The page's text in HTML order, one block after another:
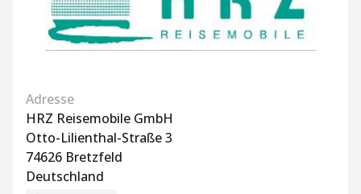
Adresse
HRZ Reisemobile GmbH
Otto-Lilienthal-Straße 3
74626 Bretzfeld
Deutschland